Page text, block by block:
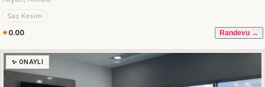
Saç Kesimi
0.00 Randevu →
✨ ONAYLI